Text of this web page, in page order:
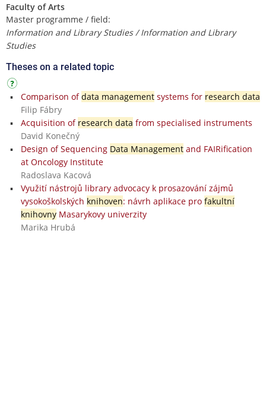
Faculty of Arts
Master programme / field:
Information and Library Studies / Information and Library
Studies
Theses on a related topic
Comparison ofdata managementsystems for research data
Filip Fábry
Acquisition of research data from specialised instruments
David Konečný
Design of Sequencing Data Managementand FAIRification
at Oncology Institute
Radoslava Kacová
Využití nástrojů library advocacy k prosazování zájmů
vysokoškolských knihoven: návrh aplikace pro fakultní
knihovnyMasarykovy univerzity
Marika Hrubá